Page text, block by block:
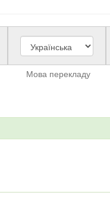
Мова перекладу